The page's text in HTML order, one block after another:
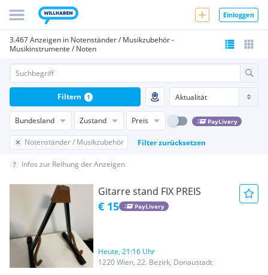
Einloggen
3.467 Anzeigen in Notenständer / Musikzubehör -
Musikinstrumente / Noten
Bundesland Zustand Preis PayLivery
Notenständer / Musikzubehör Filter zurücksetzen
Filtern 1
Infos zur Reihung der Anzeigen
Gitarre stand FIX PREIS
€ 15 PayLivery
Heute, 21:16 Uhr
1220 Wien, 22. Bezirk, Donaustadt